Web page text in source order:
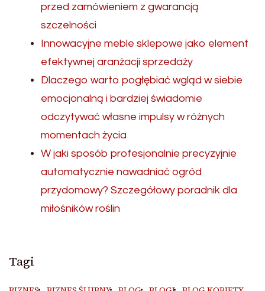
przed zamówieniem z gwarancją
szczelności
Innowacyjne meble sklepowe jako element
efektywnej aranżacji sprzedaży
Dlaczego warto pogłębiać wgląd w siebie
emocjonalną i bardziej świadomie
odczytywać własne impulsy w różnych
momentach życia
W jaki sposób profesjonalnie precyzyjnie
automatycznie nawadniać ogród
przydomowy? Szczegółowy poradnik dla
miłośników roślin
Tagi